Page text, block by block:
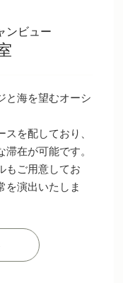
ンビュー
と海を望むオーシ
を配しており、
在が可能です。
もご用意してお
を演出いたしま